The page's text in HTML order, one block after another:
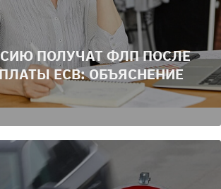
ПОЛУЧАТ ФЛП ПОСЛЕ
ЕСВ: ОБЪЯСНЕНИЕ